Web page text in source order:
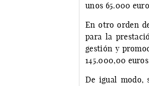
unos 65.000
En otro orden
para la
gestión y
145.000,00
De igual modo,